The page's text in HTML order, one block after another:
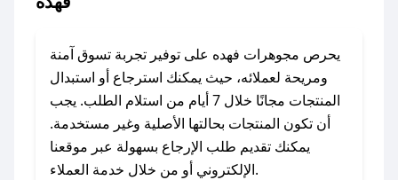
### كيف تحصل على كوبونات خصم حصرية من
مجوهرات فهده؟
للحصول على كوبونات وخصومات حصرية، قم بما
يلي:
- اضغط على أيقونة متابعة لمتجر مجوهرات فهده في
تطبيق صحصح.
يحرص مجوهرات فهده على توفير تجربة تسوق آمنة
ومريحة لعملائه، حيث يمكنك استرجاع أو استبدال
المنتجات مجانًا خلال 7 أيام من استلام الطلب. يجب
أن تكون المنتجات بحالتها الأصلية وغير مستخدمة.
يمكنك تقديم طلب الإرجاع بسهولة عبر موقعنا
الإلكتروني أو من خلال خدمة العملاء.